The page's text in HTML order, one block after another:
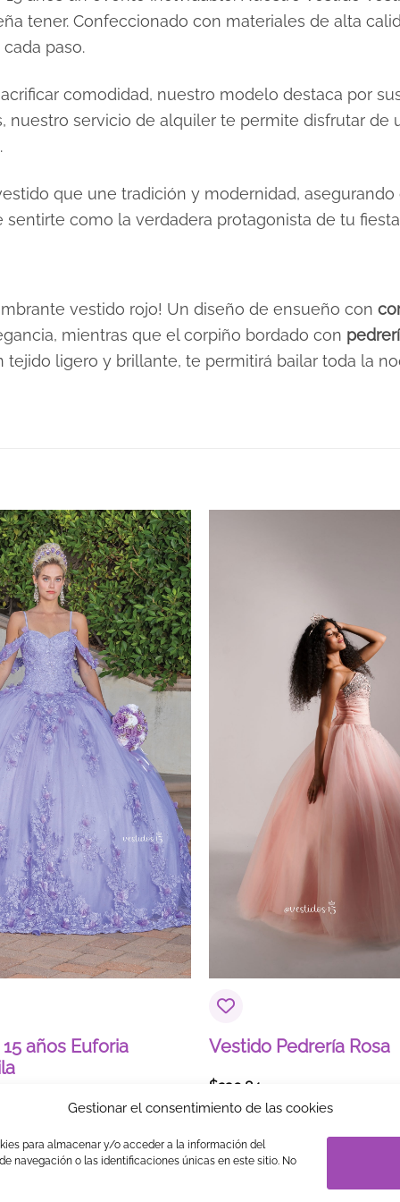
Gestionar el consentimiento de las cookies
para almacenar y/o acceder a la información del
navegación o las identificaciones únicas en este sitio. No
tener. Confeccionado con materiales de alta
paso.
comodidad, nuestro modelo destaca por
nuestro servicio de alquiler te permite disfrutar
que une tradición y modernidad,
como la verdadera protagonista de tu fiesta
vestido rojo! Un diseño de ensueño con
mientras que el corpiño bordado con
ligero y brillante, te permitirá bailar toda la
Rojo”
Correo electrónico
años Euforia
Vestido Pedrería Rosa
$230.84
LEGAL PRIVACIDAD TRABAJA CON NOSOTROS